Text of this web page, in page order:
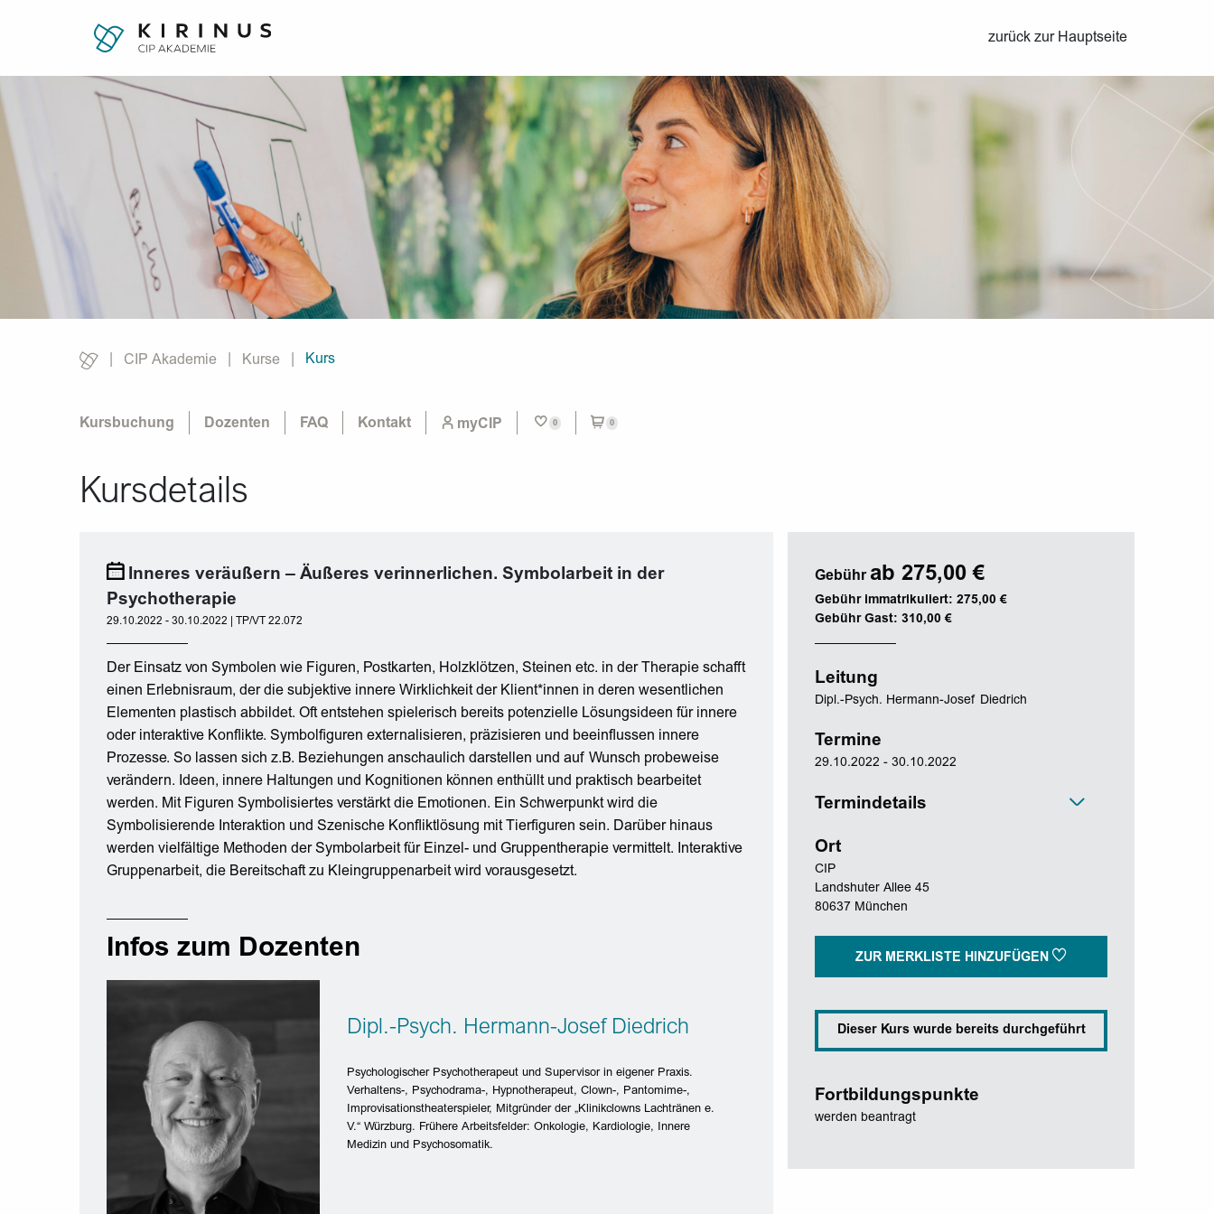
zurück zur Hauptseite
CIP Akademie Kurse
Current:
Kurs
Kursbuchung Dozenten FAQ Kontakt myCIP 0 0
Kursdetails
Inneres veräußern – Äußeres verinnerlichen. Symbolarbeit in der
Psychotherapie
29.10.2022 - 30.10.2022 | TP/VT 22.072
Der Einsatz von Symbolen wie Figuren, Postkarten, Holzklötzen, Steinen etc. in der Therapie schafft
einen Erlebnisraum, der die subjektive innere Wirklichkeit der Klient*innen in deren wesentlichen
Elementen plastisch abbildet. Oft entstehen spielerisch bereits potenzielle Lösungsideen für innere
oder interaktive Konflikte. Symbolfiguren externalisieren, präzisieren und beeinflussen innere
Prozesse. So lassen sich z.B. Beziehungen anschaulich darstellen und auf Wunsch probeweise
verändern. Ideen, innere Haltungen und Kognitionen können enthüllt und praktisch bearbeitet
werden. Mit Figuren Symbolisiertes verstärkt die Emotionen. Ein Schwerpunkt wird die
Symbolisierende Interaktion und Szenische Konfliktlösung mit Tierfiguren sein. Darüber hinaus
werden vielfältige Methoden der Symbolarbeit für Einzel- und Gruppentherapie vermittelt. Interaktive
Gruppenarbeit, die Bereitschaft zu Kleingruppenarbeit wird vorausgesetzt.
Infos zum Dozenten
Dipl.-Psych. Hermann-Josef Diedrich
Psychologischer Psychotherapeut und Supervisor in eigener Praxis.
Verhaltens-, Psychodrama-, Hypnotherapeut, Clown-, Pantomime-,
Improvisationstheaterspieler, Mitgründer der „Klinikclowns Lachtränen e.
V.“ Würzburg. Frühere Arbeitsfelder: Onkologie, Kardiologie, Innere
Medizin und Psychosomatik.
Gebühr ab 275,00 €
Gebühr immatrikuliert: 275,00 €
Gebühr Gast: 310,00 €
Leitung
Dipl.-Psych. Hermann-Josef Diedrich
Termine
29.10.2022 - 30.10.2022
Termindetails
Ort
CIP
Landshuter Allee 45
80637 München
ZUR MERKLISTE HINZUFÜGEN
Dieser Kurs wurde bereits durchgeführt
Fortbildungspunkte
werden beantragt